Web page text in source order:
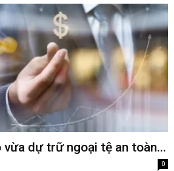
vừa dự trữ ngoại tệ an toàn...
0